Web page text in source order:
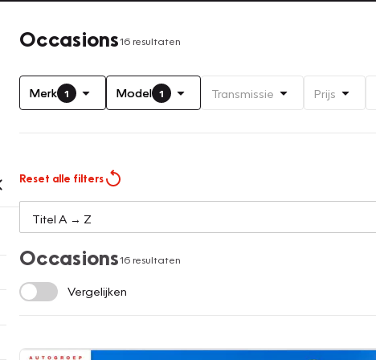
Occasions16 resultaten
Merk 1 Model 1 Transmissie Prijs
Reset alle filters
Occasions16 resultaten
Vergelijken